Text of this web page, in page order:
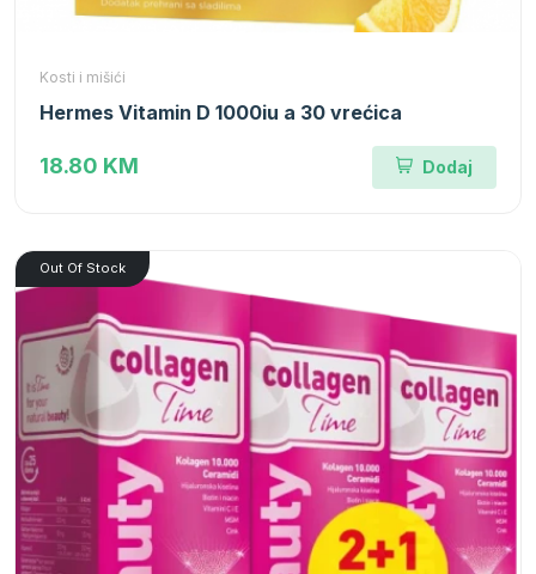
Kosti i mišići
Hermes Vitamin D 1000iu a 30 vrećica
18.80 KM Dodaj
Out Of Stock